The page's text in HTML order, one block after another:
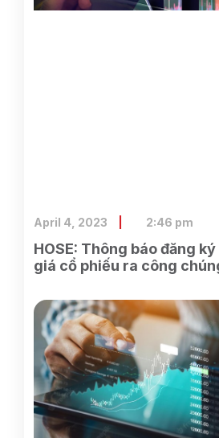
HOSE: Thông báo đăng
giá cổ phiếu ra công
April 4, 2023 2:46 pm